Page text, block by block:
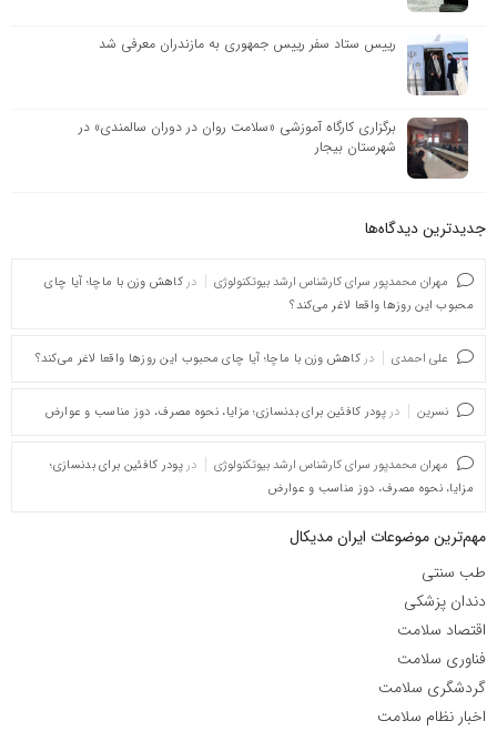
رییس ستاد سفر رییس جمهوری به مازندران معرفی شد
برگزاری کارگاه آموزشی «سلامت روان در دوران سالمندی» در
شهرستان بیجار
جدیدترین دیدگاه‌‌ها
مهران محمدپور سرای کارشناس ارشد بیوتکنولوژی در کاهش وزن با ماچا؛ آیا چای
محبوب این روزها واقعا لاغر می‌کند؟
علی احمدی در کاهش وزن با ماچا؛ آیا چای محبوب این روزها واقعا لاغر می‌کند؟
نسرین در پودر کافئین برای بدنسازی؛ مزایا، نحوه مصرف، دوز مناسب و عوارض
مهران محمدپور سرای کارشناس ارشد بیوتکنولوژی در پودر کافئین برای بدنسازی؛
مزایا، نحوه مصرف، دوز مناسب و عوارض
مهم‌ترین موضوعات ایران مدیکال
طب سنتی
دندان پزشکی
اقتصاد سلامت
فناوری سلامت
گردشگری سلامت
اخبار نظام سلامت